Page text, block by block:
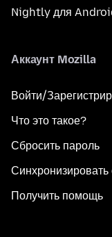
Nightly для
Аккаунт Mozilla
Войти/
Что это такое?
Сбросить пароль
Получить помощь